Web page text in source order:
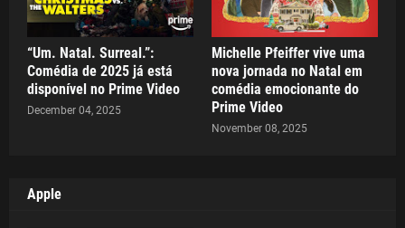
“Um. Natal. Surreal.”:
Comédia de 2025 já está
disponível no Prime Video
December 04, 2025
Michelle Pfeiffer vive uma
nova jornada no Natal em
comédia emocionante do
Prime Video
November 08, 2025
Apple